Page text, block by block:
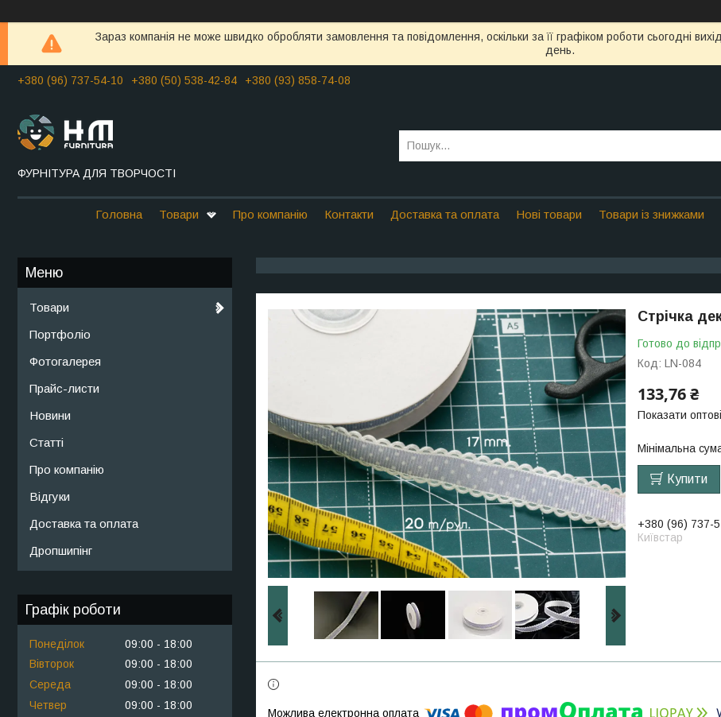
Зараз компанія не може швидко обробляти замовлення та повідомлення, оскільки за її графіком роботи сьогодні
день.
+380 (96) 737-54-10 +380 (50) 538-42-84 +380 (93) 858-74-08
ФУРНІТУРА ДЛЯ ТВОРЧОСТІ
Головна Товари Про компанію Контакти Доставка та оплата Нові товари Товари із знижками
Стрічка
Готово до
Код: LN-084
133,76 ₴
Показати
Мінімальна
Купити
+380 (96) 737-
Київстар
Товари
Портфоліо
Фотогалерея
Прайс-листи
Новини
Статті
Про компанію
Відгуки
Доставка та оплата
Дропшипінг
Графік роботи
Понеділок 09:00
18:00
Вівторок
09:00
18:00
Середа
09:00
18:00
Четвер
09:00
18:00